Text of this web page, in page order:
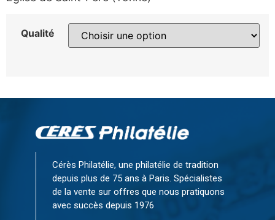
Qualité
Cérès Philatélie, une philatélie de tradition
depuis plus de 75 ans à Paris. Spécialistes
de la vente sur offres que nous pratiquons
avec succès depuis 1976